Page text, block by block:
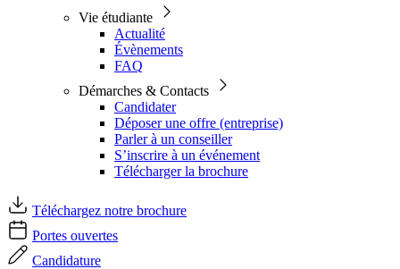
Vie étudiante
Actualité
Évènements
FAQ
Démarches & Contacts
Candidater
Déposer une offre (entreprise)
Parler à un conseiller
S’inscrire à un événement
Télécharger la brochure
Téléchargez notre brochure
Portes ouvertes
Candidature